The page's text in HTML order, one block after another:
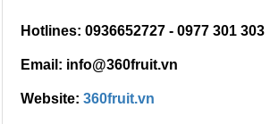
Hotlines: 0936652727 - 0977 301 303
Email: info@360fruit.vn
Website: 360fruit.vn